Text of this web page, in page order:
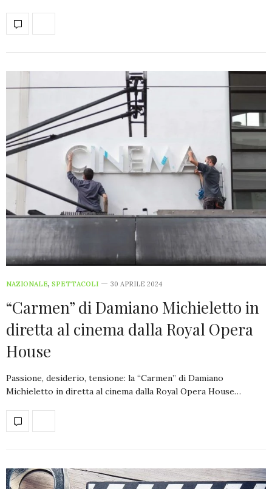
NAZIONALE, SPETTACOLI 30 APRILE 2024
“Carmen” di Damiano Michieletto in
diretta al cinema dalla Royal Opera
House
Passione, desiderio, tensione: la “Carmen” di Damiano
Michieletto in diretta al cinema dalla Royal Opera House…